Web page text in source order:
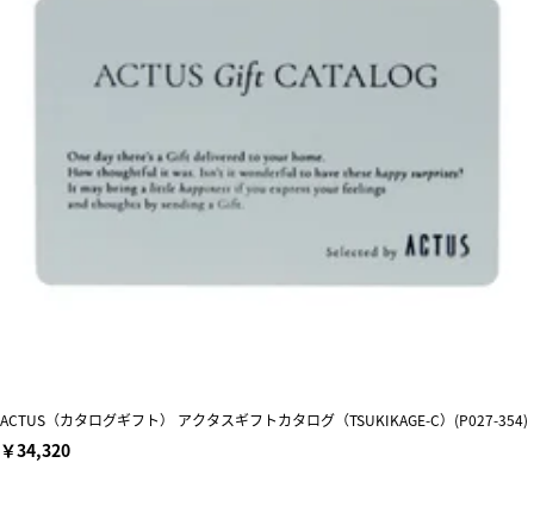
ACTUS（カタログギフト） アクタスギフトカタログ（TSUKIKAGE-C）(P027-354)
￥34,320